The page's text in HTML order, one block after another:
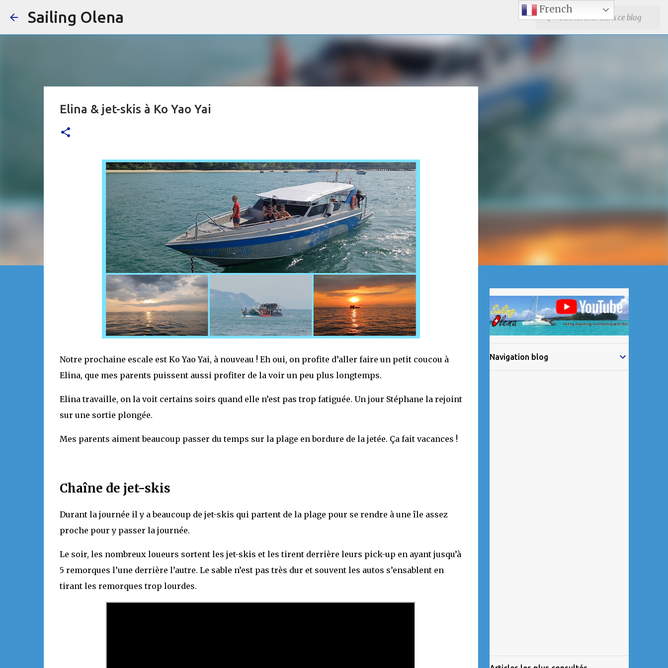
Sailing Olena
Elina & jet-skis à Ko Yao Yai
Notre prochaine escale est Ko Yao Yai, à nouveau ! Eh oui, on profite d’aller faire un petit coucou à
Elina, que mes parents puissent aussi profiter de la voir un peu plus longtemps.
Elina travaille, on la voit certains soirs quand elle n’est pas trop fatiguée. Un jour Stéphane la rejoint
sur une sortie plongée.
Mes parents aiment beaucoup passer du temps sur la plage en bordure de la jetée. Ça fait vacances !
Chaîne de jet-skis
Durant la journée il y a beaucoup de jet-skis qui partent de la plage pour se rendre à une île assez
proche pour y passer la journée.
Le soir, les nombreux loueurs sortent les jet-skis et les tirent derrière leurs pick-up en ayant jusqu’à
5 remorques l’une derrière l’autre. Le sable n’est pas très dur et souvent les autos s’ensablent en
tirant les remorques trop lourdes.
Navigation blog
French